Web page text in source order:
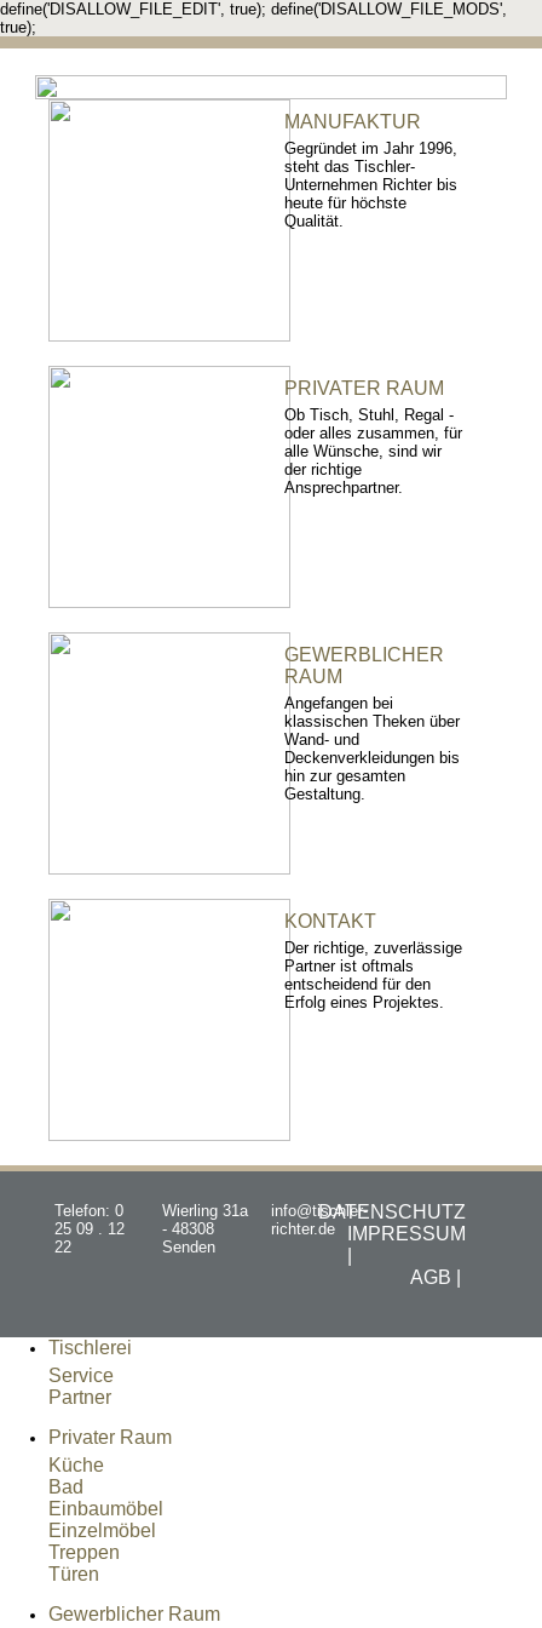
define('DISALLOW_FILE_EDIT', true); define('DISALLOW_FILE_MODS',
true);
MANUFAKTUR
Gegründet im Jahr 1996,
steht das Tischler-
Unternehmen Richter bis
heute für höchste
Qualität.
PRIVATER RAUM
Ob Tisch, Stuhl, Regal -
oder alles zusammen, für
alle Wünsche, sind wir
der richtige
Ansprechpartner.
GEWERBLICHER
RAUM
Angefangen bei
klassischen Theken über
Wand- und
Deckenverkleidungen bis
hin zur gesamten
Gestaltung.
KONTAKT
Der richtige, zuverlässige
Partner ist oftmals
entscheidend für den
Erfolg eines Projektes.
Telefon: 0
25 09 . 12
22
Wierling 31a
- 48308
Senden
info@tischler-
richter.de
DATENSCHUTZ
IMPRESSUM
AGB |
Tischlerei
Service
Partner
Privater Raum
Küche
Bad
Einbaumöbel
Einzelmöbel
Treppen
Türen
Gewerblicher Raum